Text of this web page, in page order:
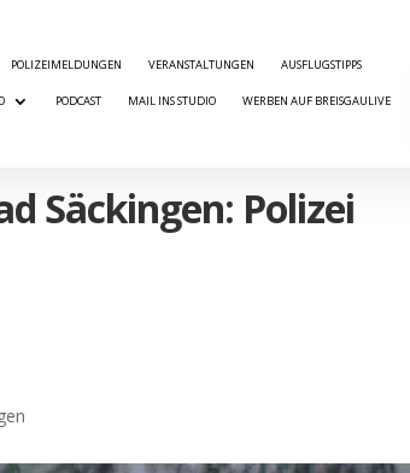
POLIZEIMELDUNGEN VERANSTALTUNGEN AUSFLUGSTIPPS
PODCAST MAIL INS STUDIO WERBEN AUF BREISGAULIVE
Säckingen: Polizei